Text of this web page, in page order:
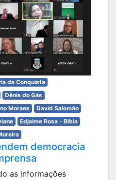
da Conquista
Dênis do Gás
Moraes
David Salomão
Edjaime Rosa - Bibia
democracia
as informações